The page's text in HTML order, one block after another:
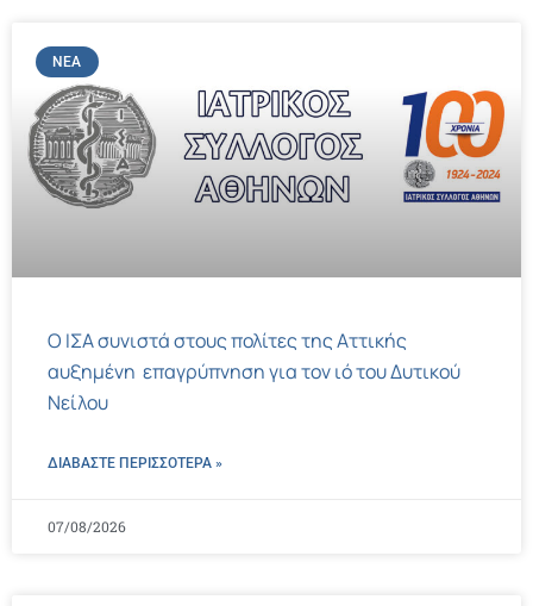
ΝΈΑ
Ο ΙΣΑ συνιστά στους πολίτες της Αττικής
αυξημένη επαγρύπνηση για τον ιό του Δυτικού
Νείλου
ΔΙΑΒΑΣΤΕ ΠΕΡΙΣΣΌΤΕΡΑ »
07/08/2026